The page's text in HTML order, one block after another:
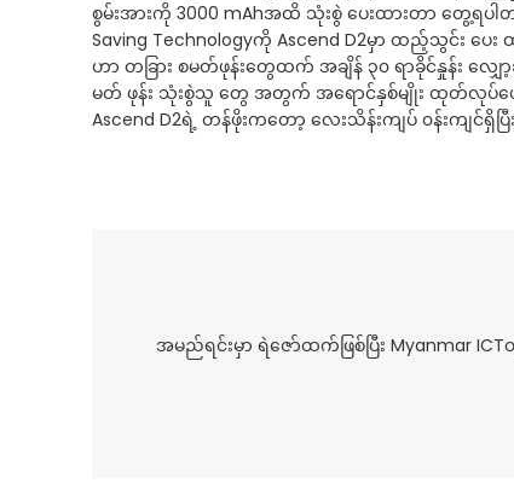
စွမ်းအားကို 3000 mAhအထိ သုံးစွဲ ပေးထားတာ တွေ့ရပါတ
Saving Technologyကို Ascend D2မှာ ထည့်သွင်း
ဟာ တခြား စမတ်ဖုန်းတွေထက် အချိန် ၃၀ ရာခိုင်နှုန်း လ
မတ် ဖုန်း သုံးစွဲသူ တွေ အတွက် အရောင်နှစ်မျိုး ထုတ်လုပ်ပေးထ
Ascend D2ရဲ့ တန်ဖိုးကတော့ လေးသိန်းကျပ် ၀န်းက
အမည်ရင်းမှာ ရဲဇော်ထက်ဖြစ်ပြီး Myanmar